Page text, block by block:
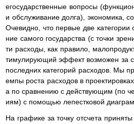
егосударственные вопросы
и обслуживание долга), экономика,
Очевидно, что первые две категории
ние самого государства (с точки
ти расходы, как правило,
тимулирующий эффект возможен за
последних категорий расходов. Мы
емпы роста расходов в
а по сравнению с действующим (по
иям) с помощью лепестковой
На графике за точку отсчета